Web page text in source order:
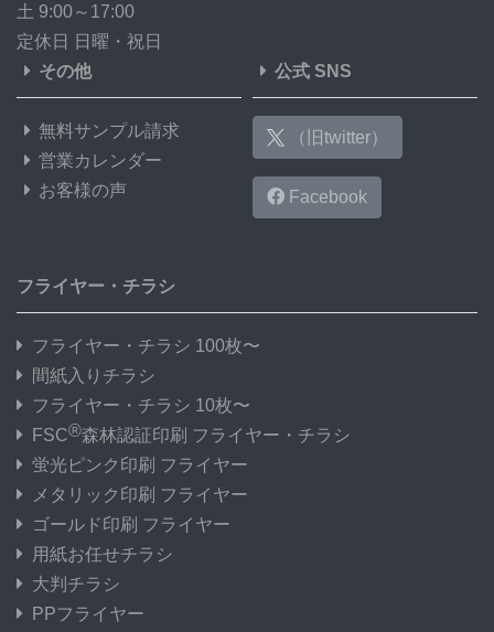
土 9:00～17:00
定休日 日曜・祝日
その他
無料サンプル請求
営業カレンダー
お客様の声
公式 SNS
（旧twitter）
Facebook
フライヤー・チラシ
フライヤー・チラシ 100枚〜
間紙入りチラシ
フライヤー・チラシ 10枚〜
FSC®森林認証印刷 フライヤー・チラシ
蛍光ピンク印刷 フライヤー
メタリック印刷 フライヤー
ゴールド印刷 フライヤー
用紙お任せチラシ
大判チラシ
PPフライヤー